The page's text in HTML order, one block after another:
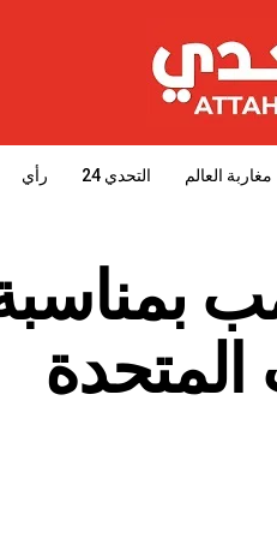
مغاربة العالم التحدي 24 رأي
المتحدة